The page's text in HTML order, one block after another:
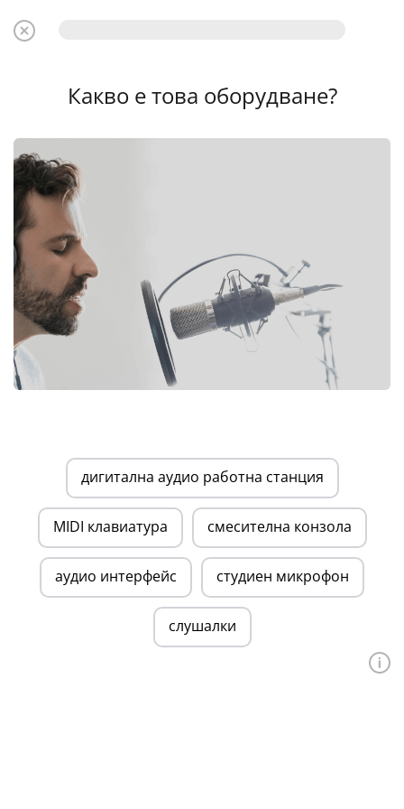
Какво е това оборудване?
дигитална аудио работна станция
MIDI клавиатура смесителна конзола
аудио интерфейс студиен микрофон
слушалки